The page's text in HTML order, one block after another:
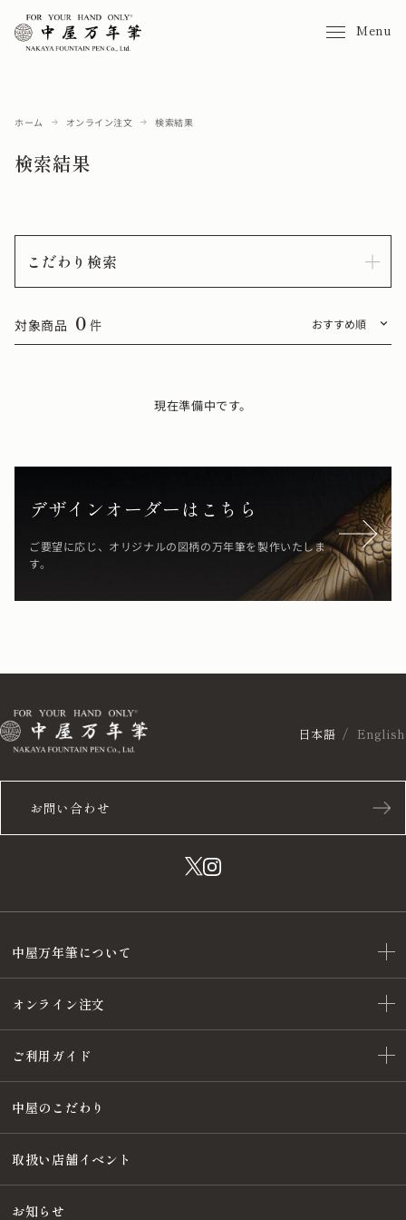
Menu
ホーム オンライン注文 検索結果
検索結果
こだわり検索
対象商品 0 件
現在準備中です。
デザインオーダーはこちら
ご要望に応じ、オリジナルの図柄の万年筆を製作いたしま
す。
お問い合わせ
日本語 English
中屋万年筆について
オンライン注文
ご利用ガイド
中屋のこだわり
取扱い店舗イベント
お知らせ